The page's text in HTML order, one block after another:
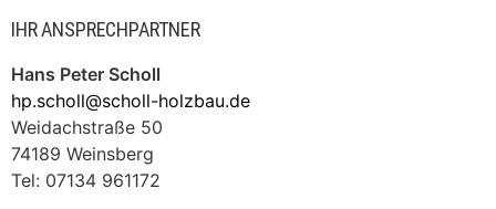
IHR ANSPRECHPARTNER
Hans Peter Scholl
hp.scholl@scholl-holzbau.de
Weidachstraße 50
74189 Weinsberg
Tel: 07134 961172